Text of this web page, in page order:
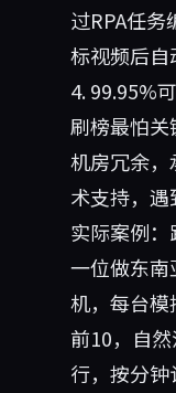
过RPA任
标视频后自
4. 99.95%
刷榜最怕
机房冗余
术支持，遇
实际案例
一位做东
机，每台
前10，自
行，按分钟